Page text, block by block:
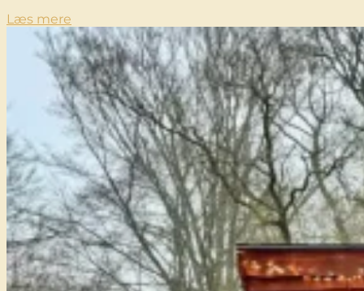
Læs mere